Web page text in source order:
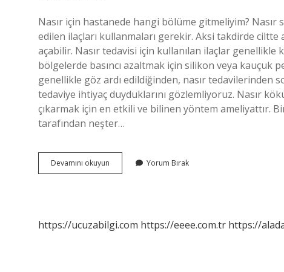
Nasır için hastanede hangi bölüme gitmeliyim?
edilen ilaçları kullanmaları gerekir. Aksi takdirde
açabilir. Nasır tedavisi için kullanılan ilaçlar genellikle
bölgelerde basıncı azaltmak için silikon veya
genellikle göz ardı edildiğinden, nasır tedavilerinden
tedaviye ihtiyaç duyduklarını gözlemliyoruz. Nasır
çıkarmak için en etkili ve bilinen yöntem ameliyattır.
tarafından neşter…
Devamını okuyun
Için
Yorum Bırak
https://ucuzabilgi.com https://eeee.com.tr https://